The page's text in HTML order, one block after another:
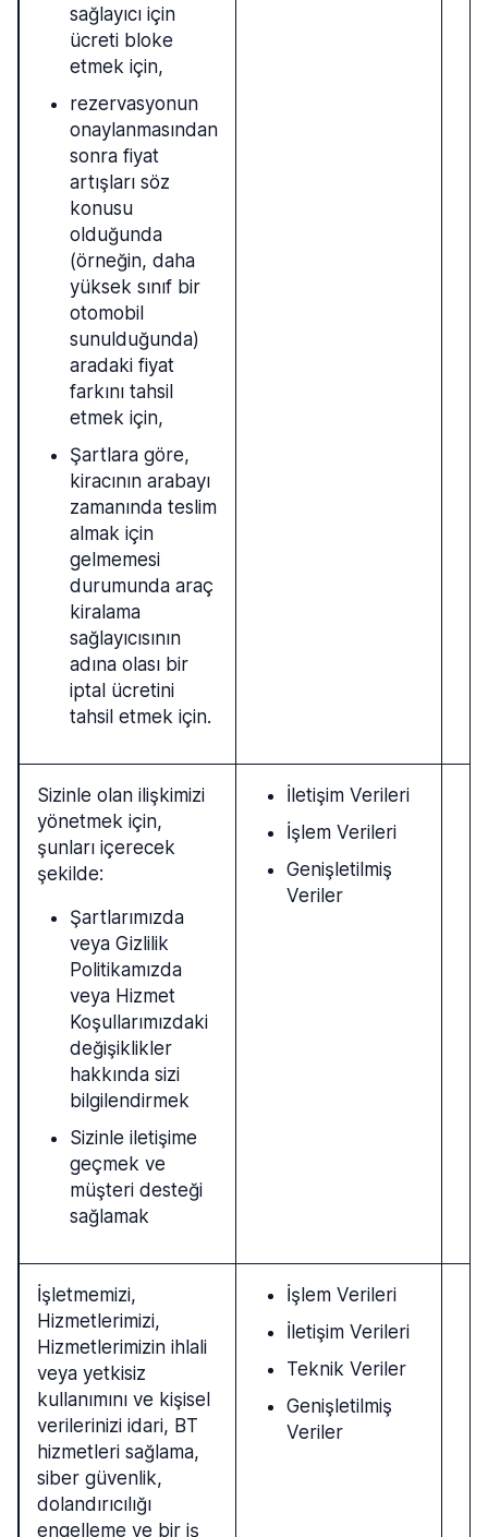
sağlayıcı için
ücreti bloke
etmek için,
rezervasyonun
onaylanmasından
sonra fiyat
artışları söz
konusu
olduğunda
(örneğin, daha
yüksek sınıf bir
otomobil
sunulduğunda)
aradaki fiyat
farkını tahsil
etmek için,
Şartlara göre,
kiracının arabayı
zamanında teslim
almak için
gelmemesi
durumunda araç
kiralama
sağlayıcısının
adına olası bir
iptal ücretini
tahsil etmek için.
Sizinle olan ilişkimizi
yönetmek için,
şunları içerecek
şekilde:
Şartlarımızda
veya Gizlilik
Politikamızda
veya Hizmet
Koşullarımızdaki
değişiklikler
hakkında sizi
bilgilendirmek
Sizinle iletişime
geçmek ve
müşteri desteği
sağlamak
İletişim Verileri
İşlem Verileri
Genişletilmiş
Veriler
İşletmemizi,
Hizmetlerimizi,
Hizmetlerimizin ihlali
veya yetkisiz
kullanımını ve kişisel
verilerinizi idari, BT
hizmetleri sağlama,
siber güvenlik,
dolandırıcılığı
engelleme ve bir iş
İşlem Verileri
İletişim Verileri
Teknik Veriler
Genişletilmiş
Veriler